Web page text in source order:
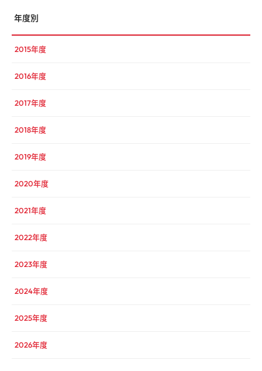
年度別
2015年度
2016年度
2017年度
2018年度
2019年度
2020年度
2021年度
2022年度
2023年度
2024年度
2025年度
2026年度